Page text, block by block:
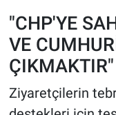
"CHP'YE
VE
ÇIKMAKTIR"
Ziyaretçilerin